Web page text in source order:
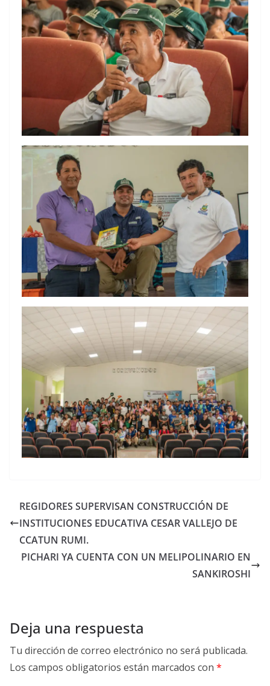
REGIDORES SUPERVISAN CONSTRUCCIÓN DE
INSTITUCIONES EDUCATIVA CESAR VALLEJO DE
CCATUN RUMI.
PICHARI YA CUENTA CON UN MELIPOLINARIO EN
SANKIROSHI
Deja una respuesta
Tu dirección de correo electrónico no será publicada.
Los campos obligatorios están marcados con *